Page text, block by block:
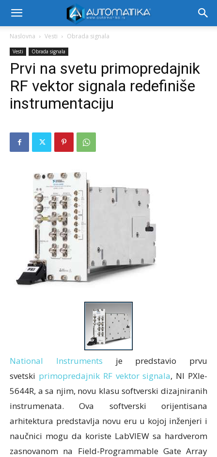
Naslovna Vesti Obrada signala
Vesti Obrada signala
Prvi na svetu primopredajnik
RF vektor signala redefiniše
instrumentaciju
National Instruments je predstavio prvu
svetski primopredajnik RF vektor signala, NI PXIe-
5644R, a sa njim, novu klasu softverski dizajniranih
instrumenata. Ova softverski orijentisana
arhitektura predstavlja novu eru u kojoj inženjeri i
naučnici mogu da koriste LabVIEW sa hardverom
zasnovanom na Field-Programmable Gate Array